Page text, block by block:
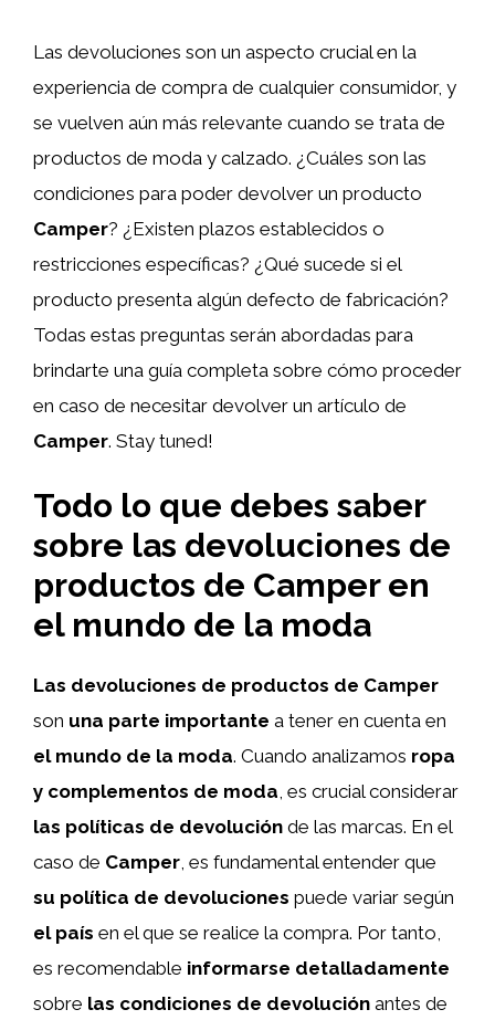
Las devoluciones son un aspecto crucial en la
experiencia de compra de cualquier consumidor, y
se vuelven aún más relevante cuando se trata de
productos de moda y calzado. ¿Cuáles son las
condiciones para poder devolver un producto
Camper? ¿Existen plazos establecidos o
restricciones específicas? ¿Qué sucede si el
producto presenta algún defecto de fabricación?
Todas estas preguntas serán abordadas para
brindarte una guía completa sobre cómo proceder
en caso de necesitar devolver un artículo de
Camper. Stay tuned!
Todo lo que debes saber
sobre las devoluciones de
productos de Camper en
el mundo de la moda
Las devoluciones de productos de Camper
son una parte importante a tener en cuenta en
el mundo de la moda. Cuando analizamos ropa
y complementos de moda, es crucial considerar
las políticas de devolución de las marcas. En el
caso de Camper, es fundamental entender que
su política de devoluciones puede variar según
el país en el que se realice la compra. Por tanto,
es recomendable informarse detalladamente
sobre las condiciones de devolución antes de